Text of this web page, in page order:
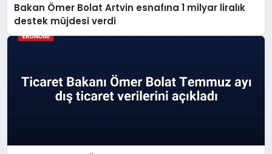
Bakan Ömer Bolat Artvin esnafına 1 milyar liralık
destek müjdesi verdi